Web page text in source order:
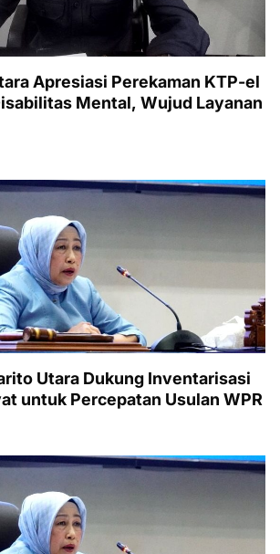
Apresiasi Perekaman KTP-el
Mental, Wujud Layanan
Utara Dukung Inventarisasi
untuk Percepatan Usulan WPR